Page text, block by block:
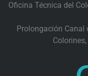
Oficina Técnica del
Prolongación